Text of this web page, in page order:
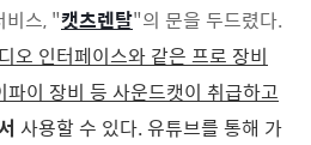
비스, "캣츠렌탈"의 문을 두드렸다.
오 인터페이스와 같은 프로 장비
파이 장비 등 사운드캣이 취급하고
사용할 수 있다. 유튜브를 통해 가